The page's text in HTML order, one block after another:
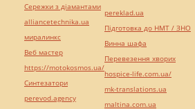
Сережки з діамантами
alliancetechnika.ua
миралинкс
Веб мастер
https://motokosmos.ua/
Синтезатори
perevod.agency
pereklad.ua
Підготовка до НМТ / ЗНО
Винна шафа
Перевезення хворих
hospice-life.com.ua/
mk-translations.ua
maltina.com.ua